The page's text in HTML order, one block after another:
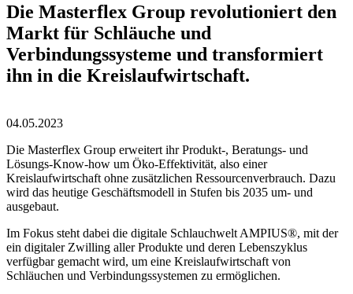
Die Masterflex Group revolutioniert den
Markt für Schläuche und
Verbindungssysteme und transformiert
ihn in die Kreislaufwirtschaft.
04.05.2023
Die Masterflex Group erweitert ihr Produkt-, Beratungs- und
Lösungs-Know-how um Öko-Effektivität, also einer
Kreislaufwirtschaft ohne zusätzlichen Ressourcenverbrauch. Dazu
wird das heutige Geschäftsmodell in Stufen bis 2035 um- und
ausgebaut.
Im Fokus steht dabei die digitale Schlauchwelt AMPIUS®, mit der
ein digitaler Zwilling aller Produkte und deren Lebenszyklus
verfügbar gemacht wird, um eine Kreislaufwirtschaft von
Schläuchen und Verbindungssystemen zu ermöglichen.